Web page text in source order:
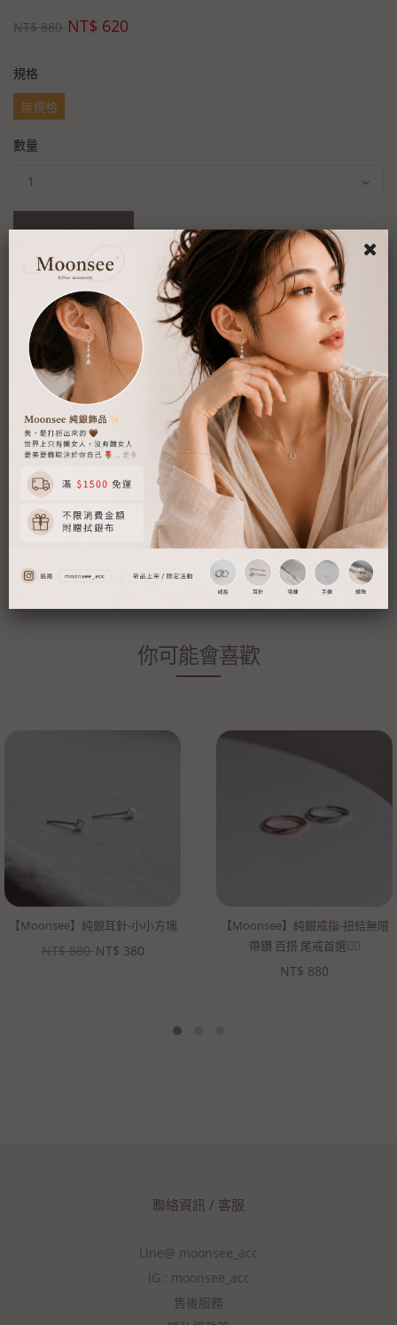
NT$ 880 NT$ 620
規格
無規格
數量
加入購物車
商品詳情
⚠️可下單商品皆為現貨！現貨下標3-5工作天可收到。
▪ 商品名稱: 純銀-易扣葉子帶鑽(對)
▪ 商品材質: s925純銀
▪ 產地: 韓國
▪ 商品貨況: 賣場為現貨制度，下標後2-4工作天內出貨。
預計3-5天送達。
▪ 有把耳針款改成耳夾式需求的客人，下標時請務必備註改夾唷！
▪ 耳環改夾、飾品長度調整等等...均屬於客製化服務範圍，不適用於
你可能會喜歡
【Moonsee】純銀耳針-小小方塊
NT$ 880 NT$ 380
【Moonsee】純銀戒指-扭結無限
帶鑽 百搭 尾戒首選👍🏻
NT$ 880
聯絡資訊 / 客服
Line@ moonsee_acc
IG : moonsee_acc
售後服務